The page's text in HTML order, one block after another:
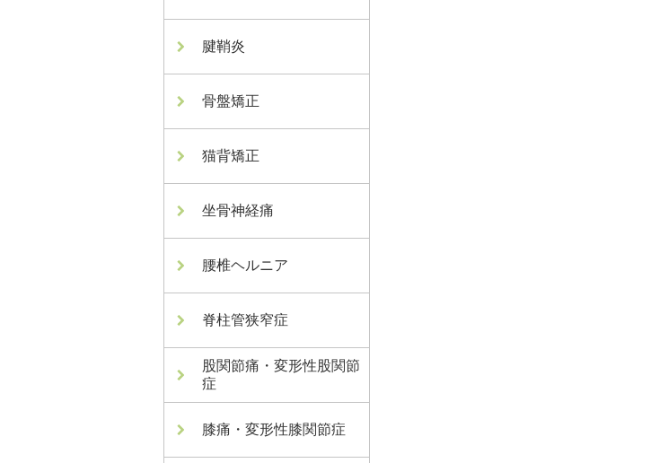
腱鞘炎
骨盤矯正
猫背矯正
坐骨神経痛
腰椎ヘルニア
脊柱管狭窄症
股関節痛・変形性股関節
症
膝痛・変形性膝関節症